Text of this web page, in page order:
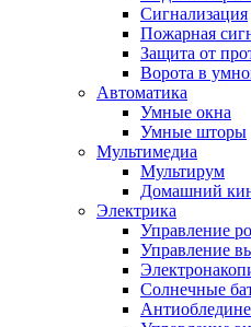
Сигнализация
Пожарная
Защита от
Ворота в
Автоматика
Умные окна
Умные шторы
Мультимедиа
Мультирум
Домашний
Электрика
Управление
Управление
Солнечные